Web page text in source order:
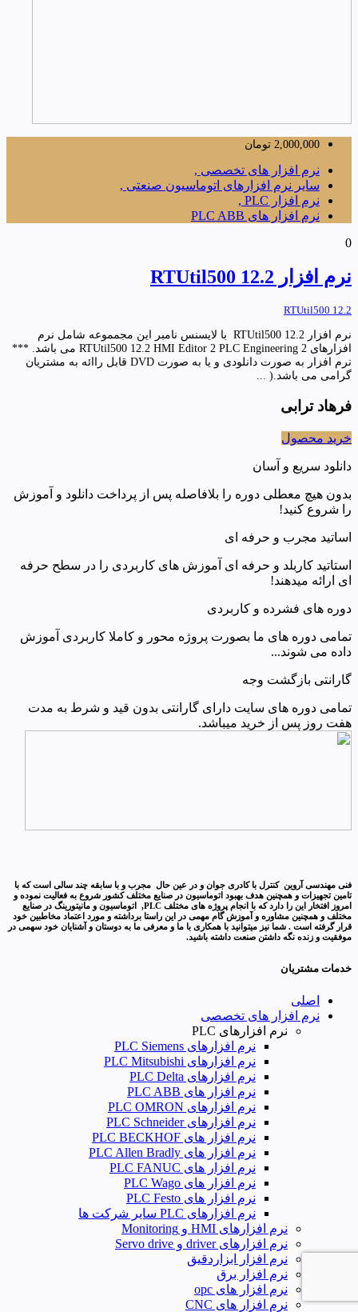
2,000,000 تومان
نرم افزار های تخصصی ,
سایر نرم افزارهای اتوماسیون صنعتی ,
نرم افزار PLC ,
نرم افزار های PLC ABB
0
نرم افزار RTUtil500 12.2
RTUtil500 12.2
نرم افزار RTUtil500 12.2 با لایسنس نامبر این مجمموعه شامل نرم
افزارهای RTUtil500 12.2 HMI Editor 2 PLC Engineering 2 می باشد. ***
نرم افزار به صورت دانلودی و یا به صورت DVD قابل راائه به مشتریان
گرامی می باشد.( ...
فرهاد ترابی
خرید محصول
دانلود سریع و آسان
بدون هیچ معطلی دوره را بلافاصله پس از پرداخت دانلود و آموزش
را شروع کنید!
اساتید مجرب و حرفه ای
استاتید کاربلد و حرفه ای آموزش های کاربردی را در سطح حرفه
ای ارائه میدهند!
دوره های فشرده و کاربردی
تمامی دوره های ما بصورت پروژه محور و کاملا کاربردی آموزش
داده می شوند...
گارانتی بازگشت وجه
تمامی دوره های سایت دارای گارانتی بدون قید و شرط به مدت
هفت روز پس از خرید میباشد.
فنی مهندسی آروین کنترل با کادری جوان و در عین حال مجرب و با سابقه چند سالی است که با
تامین تجهیزات و همچنین هدف بهبود اتوماسیون در صنایع مختلف کشور شروع به فعالیت نموده و
امروز افتخار این را دارد که با انجام پروژه های مختلف PLC, اتوماسیون و مانیتورینگ در صنایع
مختلف و همچنین مشاوره و آموزش گام مهمی در این راستا برداشته و مورد اعتماد مخاطبین خود
قرار گرفته است . شما نیز میتوانید با همکاری با ما و معرفی ما به دوستان و آشنایان خود سهمی در
موفقیت و زنده نگه داشتن صنعت داشته باشید.
خدمات مشتریان
اصلی
نرم افزار های تخصصی
نرم افزارهای PLC
نرم افزارهای PLC Siemens
نرم افزارهای PLC Mitsubishi
نرم‌ افزارهای PLC Delta
نرم افزار های PLC ABB
نرم افزارهای PLC OMRON
نرم افزارهای PLC Schneider
نرم افزار های PLC BECKHOF
نرم افزار های PLC Allen Bradly
نرم افزار های PLC FANUC
نرم افزار های PLC Wago
نرم افزار های PLC Festo
نرم افزارهای PLC سایر شرکت ها
نرم افزارهای HMI و Monitoring
نرم افزارهای driver و Servo drive
نرم افزار ابزاردقیق
نرم افزار برق
نرم افزار های opc
نرم افزار های CNC